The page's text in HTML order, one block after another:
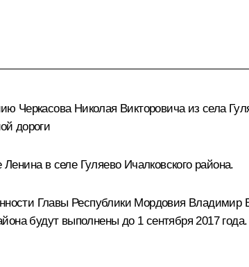
Черкасова Николая Викторовича из села
дороги
в селе Гуляево Ичалковского района.
Главы Республики Мордовия Владимир
будут выполнены до 1 сентября 2017 года.